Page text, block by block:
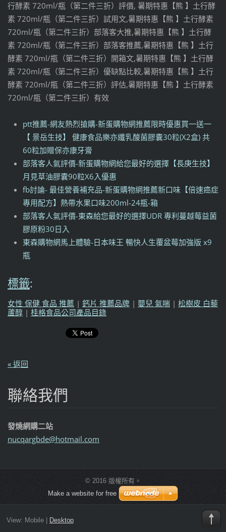
行酵素 720ml/瓶（第二件三折）評價, 暑期特惠【熊 】土行酵
素 720ml/瓶（第二件三折）試用文,暑期特惠【熊 】土行酵素
720ml/瓶（第二件三折）部落客大推,暑期特惠【熊 】土行酵
素 720ml/瓶（第二件三折）部落客推薦,暑期特惠【熊 】土行
酵素 720ml/瓶（第二件三折）開箱文,暑期特惠【熊 】土行酵
素 720ml/瓶（第二件三折）優缺點比較,暑期特惠【熊 】土行
酵素 720ml/瓶（第二件三折）評估,暑期特惠【熊 】土行酵素
720ml/瓶（第二件三折）有效
ptt推薦-網友熱烈搶購-新蛋購物網推薦限時優惠買一送一
【 景岳生技】 健康食品樂亦纖乳酸菌膠囊30粒(X2盒) 共
60粒加贈保亦康牙膏
部落客人氣評價-新蛋購物網給您最好的選擇【長庚生技】
月見草油膠囊90粒X6入優惠
fb討論- 最佳營養補充品-新蛋購物網推薦新口味【倍速癌症
專用配方】熱帶水果口味200ml-24瓶-箱
部落客人氣評價-東森給您最好的選擇UDR 專利蔓越莓益菌
膠原粉30日入
東森購物網馬上體驗-日本味王 暢快人生覆盆莓加強版 x9
瓶
標籤:
女性 保健 食品 推薦 | 鈣片 推薦品牌 | 嬰兒 氣喘 | 松樹皮 白藜
蘆醇 | 桂格食品公司產品目錄
« 返回
聯絡我們
發燒網購二站
nucqargbde@hotmail.com
© 2016 版權所有。
Make a website for free
View: Mobile| Desktop